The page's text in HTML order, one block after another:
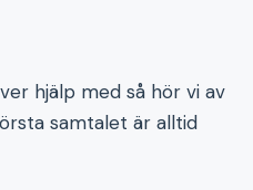
hjälp med så hör vi av
samtalet är alltid